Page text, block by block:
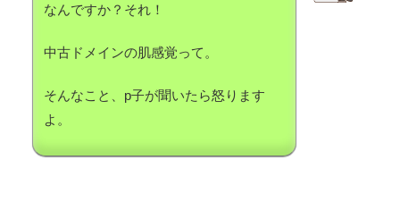
なんですか？それ！
中古ドメインの肌感覚って。
そんなこと、p子が聞いたら怒ります
よ。